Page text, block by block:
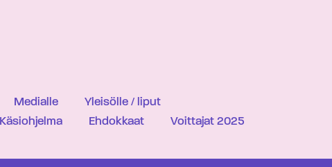
Medialle
Yleisölle / liput
Käsiohjelma Ehdokkaat
Voittajat 2025